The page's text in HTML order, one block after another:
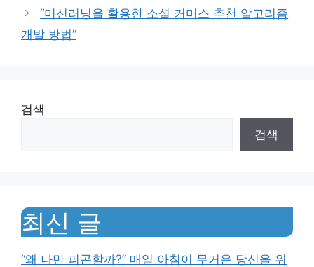
“머신러닝을 활용한 소셜 커머스 추천 알고리즘
개발 방법”
검색
검색
최신 글
“왜 나만 피곤할까?” 매일 아침이 무거운 당신을 위